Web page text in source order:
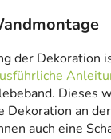
der Dekoration
Dieses
Dekoration an
auch eine